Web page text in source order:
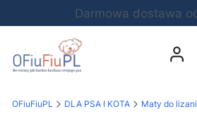
Darmowa dostawa
OFiuFiuPL DLA PSA I KOTA Maty do